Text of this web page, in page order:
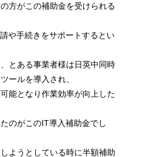
方がこの補助金を受けられる
や手続きをサポートするとい
とある事業者様は日英中同時
ールを導入され、
能となり作業効率が向上した
のがこのIT導入補助金でし
ようとしている時に半額補助